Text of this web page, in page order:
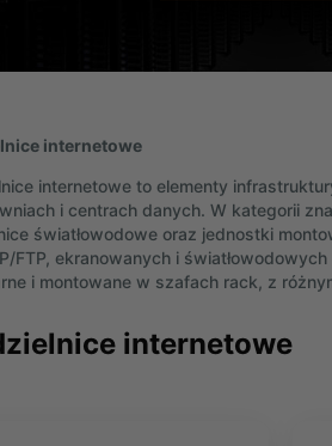
internetowe
internetowe to elementy
i centrach danych. W kategorii
światłowodowe oraz jednostki
FTP, ekranowanych i
i montowane w szafach rack, z
internetowe